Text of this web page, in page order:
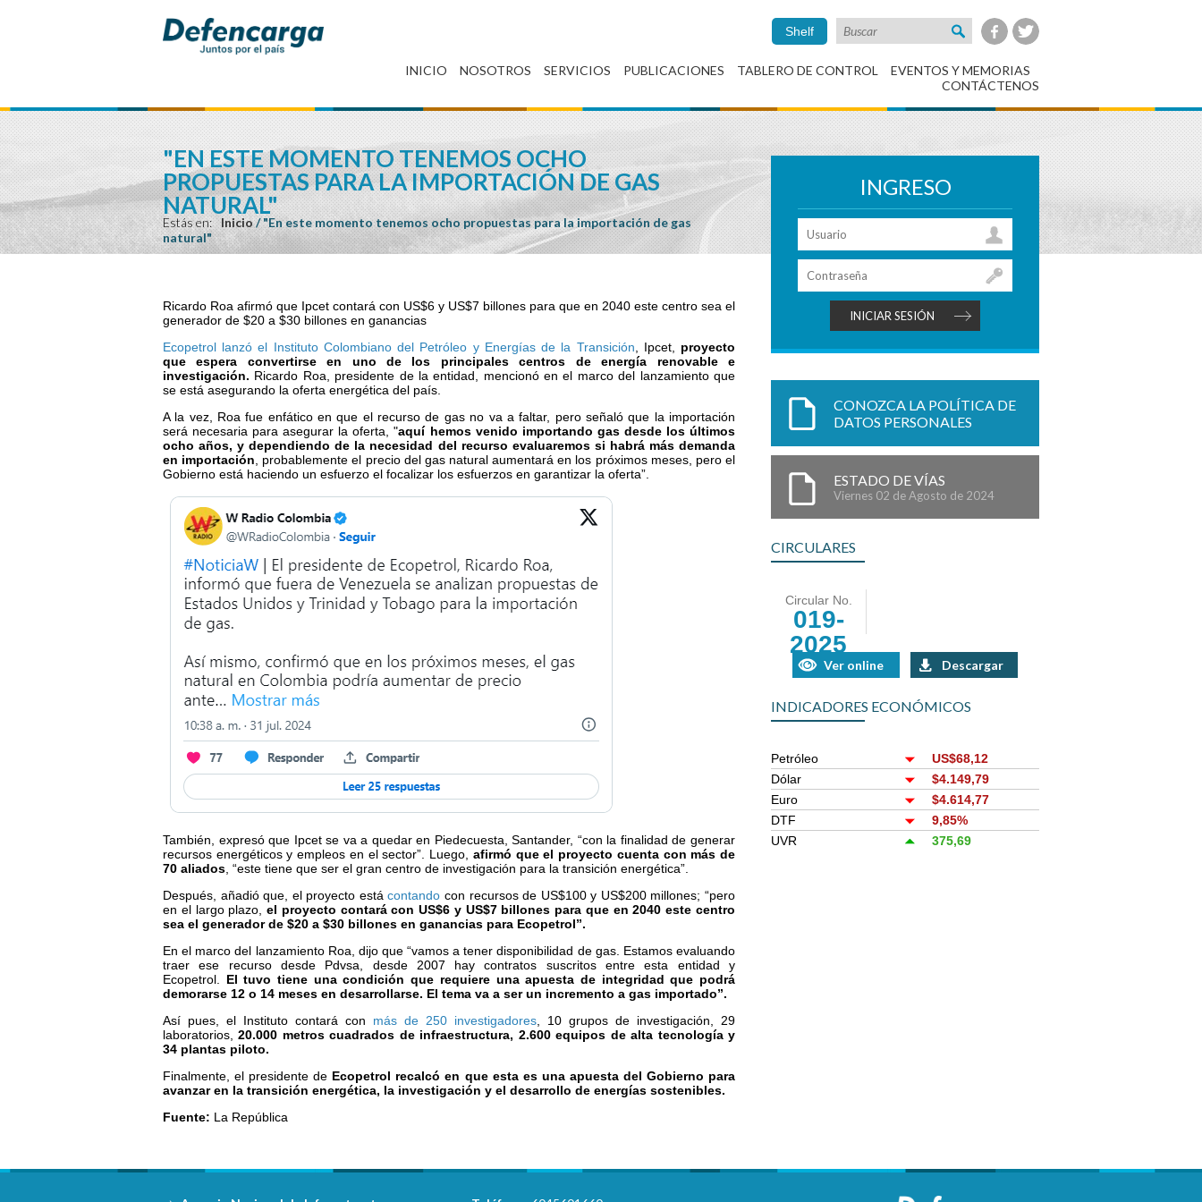
Shelf
INICIO NOSOTROS SERVICIOS PUBLICACIONES TABLERO DE CONTROL
EVENTOS Y MEMORIAS
CONTÁCTENOS
"EN ESTE MOMENTO TENEMOS OCHO
PROPUESTAS PARA LA IMPORTACIÓN DE GAS
NATURAL"
Estás en: Inicio/"En este momento tenemos ocho propuestas para la importación de gas
natural"
Ricardo Roa afirmó que Ipcet contará con US$6 y US$7 billones para que en 2040 este centro sea el
generador de $20 a $30 billones en ganancias
Ecopetrol lanzó el Instituto Colombiano del Petróleo y Energías de la Transición , Ipcet, proyecto
que espera convertirse en uno de los principales centros de energía renovable e
investigación. Ricardo Roa, presidente de la entidad, mencionó en el marco del lanzamiento que
se está asegurando la oferta energética del país.
A la vez, Roa fue enfático en que el recurso de gas no va a faltar, pero señaló que la importación
será necesaria para asegurar la oferta, "aquí hemos venido importando gas desde los últimos
ocho años, y dependiendo de la necesidad del recurso evaluaremos si habrá más demanda
en importación , probablemente el precio del gas natural aumentará en los próximos meses, pero el
Gobierno está haciendo un esfuerzo el focalizar los esfuerzos en garantizar la oferta”.
También, expresó que Ipcet se va a quedar en Piedecuesta, Santander, “con la finalidad de generar
recursos energéticos y empleos en el sector”. Luego, afirmó que el proyecto cuenta con más de
70 aliados , “este tiene que ser el gran centro de investigación para la transición energética”.
Después, añadió que, el proyecto estácontando con recursos de US$100 y US$200 millones; “pero
en el largo plazo,el proyecto contará con US$6 y US$7 billones para que en 2040 este centro
sea el generador de $20 a $30 billones en ganancias para Ecopetrol”.
En el marco del lanzamiento Roa, dijo que “vamos a tener disponibilidad de gas. Estamos evaluando
traer ese recurso desde Pdvsa, desde 2007 hay contratos suscritos entre esta entidad y
Ecopetrol. El tuvo tiene una condición que requiere una apuesta de integridad que podrá
demorarse 12 o 14 meses en desarrollarse. El tema va a ser un incremento a gas importado”.
Así pues, el Instituto contará con más de 250 investigadores , 10 grupos de investigación, 29
laboratorios,20.000 metros cuadrados de infraestructura, 2.600 equipos de alta tecnología y
34 plantas piloto.
Finalmente, el presidente de Ecopetrol recalcó en que esta es una apuesta del Gobierno para
avanzar en la transición energética, la investigación y el desarrollo de energías sostenibles.
Fuente: La República
INGRESO
CONOZCA LA POLÍTICA DE
DATOS PERSONALES
ESTADO DE VÍAS
Viernes 02 de Agosto de 2024
CIRCULARES
Circular No.
019-
2025
Ver online Descargar
INDICADORES ECONÓMICOS
Petróleo
US$68,12
Dólar
$4.149,79
Euro
$4.614,77
DTF
9,85%
UVR
375,69